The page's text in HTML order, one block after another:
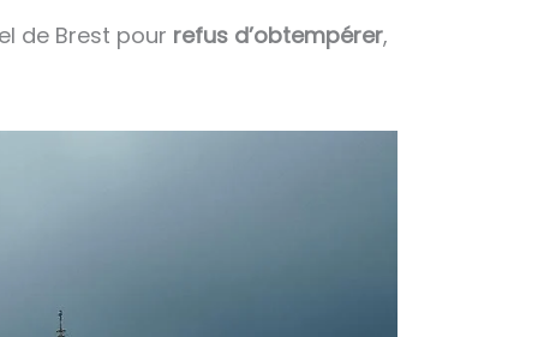
de Brest pour refus d’obtempérer,